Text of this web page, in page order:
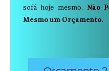
sofá hoje mesmo. Não
Mesmo um Orçamento.